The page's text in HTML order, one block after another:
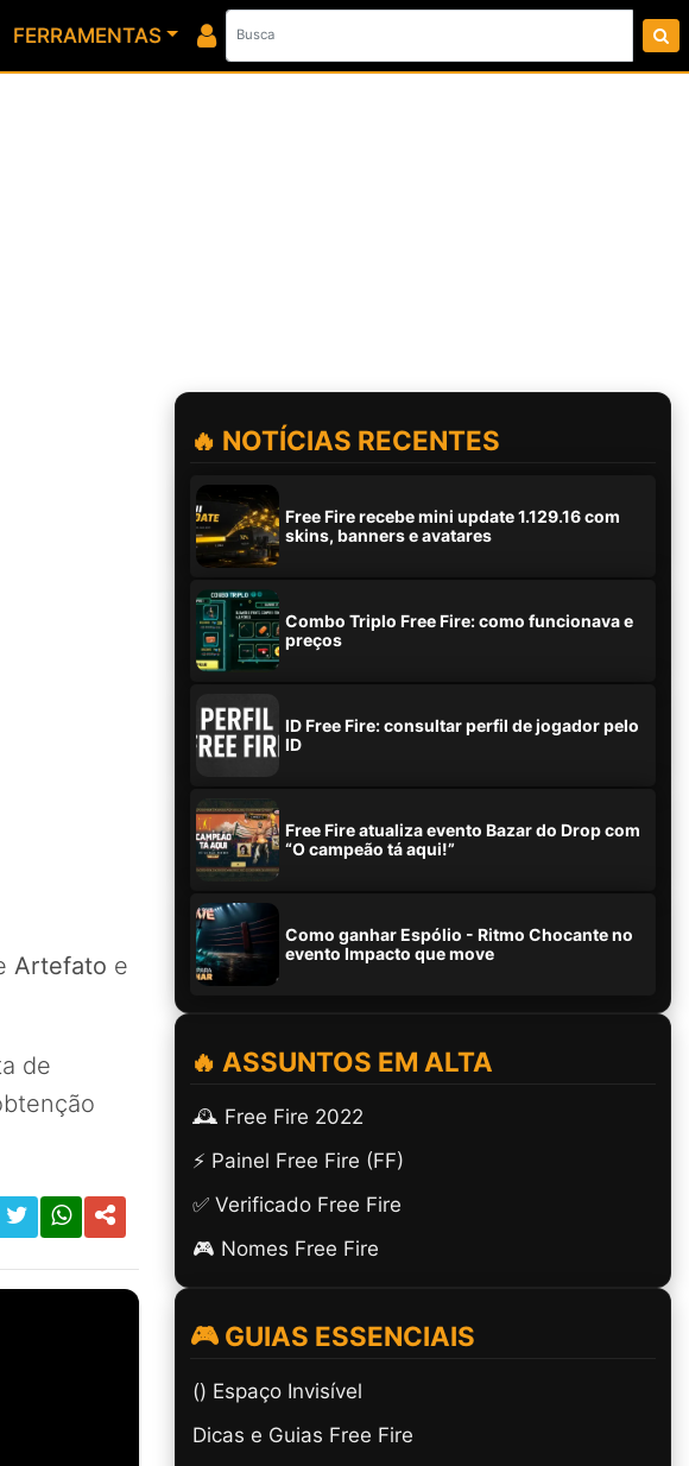
FERRAMENTAS
Artefato e
de
🔥 NOTÍCIAS RECENTES
Free Fire recebe mini update 1.129.16 com
skins, banners e avatares
Combo Triplo Free Fire: como funcionava e
preços
ID Free Fire: consultar perfil de jogador pelo
ID
Free Fire atualiza evento Bazar do Drop com
“O campeão tá aqui!”
Como ganhar Espólio - Ritmo Chocante no
evento Impacto que move
🔥 ASSUNTOS EM ALTA
🕰️ Free Fire 2022
⚡ Painel Free Fire (FF)
✅ Verificado Free Fire
🎮 Nomes Free Fire
🎮 GUIAS ESSENCIAIS
(ㅤ) Espaço Invisível
Dicas e Guias Free Fire